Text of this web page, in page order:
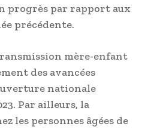
progrès par rapport aux
précédente.
mère-enfant
des avancées
nationale
Par ailleurs, la
les personnes âgées de